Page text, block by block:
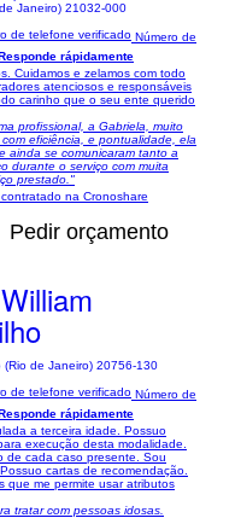
Janeiro) 21032-000
Número de
rápidamente
Cuidamos e zelamos com todo
atenciosos e responsáveis
carinho que o seu ente querido
profissional, a Gabriela, muito
eficiência, e pontualidade, ela
ainda se comunicaram tanto a
durante o serviço com muita
prestado."
na Cronoshare
Pedir orçamento
(Rio de Janeiro) 20756-130
Número de
rápidamente
a terceira idade. Possuo
execução desta modalidade.
de cada caso presente. Sou
cartas de recomendação.
que me permite usar atributos
tratar com pessoas idosas.